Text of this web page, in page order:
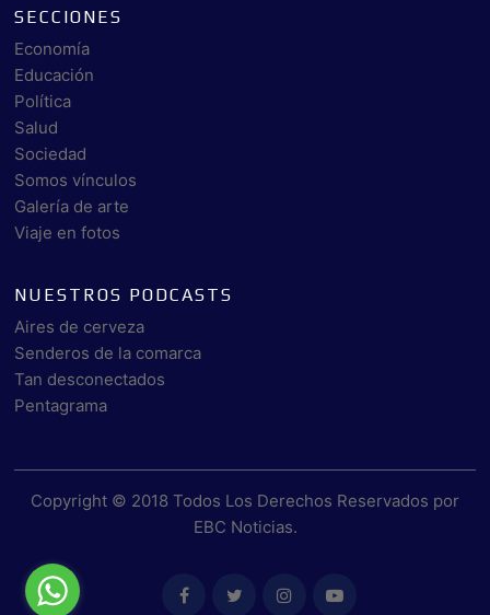
SECCIONES
Economía
Educación
Política
Salud
Sociedad
Somos vínculos
Galería de arte
Viaje en fotos
NUESTROS PODCASTS
Aires de cerveza
Senderos de la comarca
Tan desconectados
Pentagrama
Copyright © 2018 Todos Los Derechos Reservados por
EBC Noticias.